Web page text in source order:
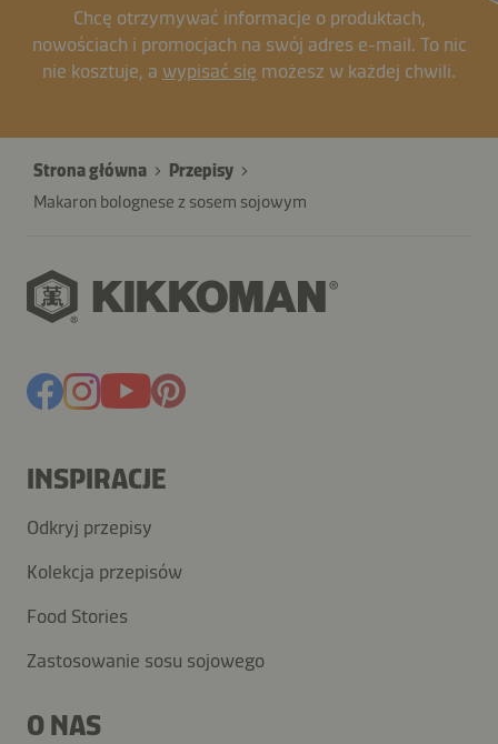
Chcę otrzymywać informacje o produktach,
nowościach i promocjach na swój adres e-mail. To nic
nie kosztuje, a wypisać się możesz w każdej chwili.
Strona główna
Przepisy
Makaron bolognese z sosem sojowym
INSPIRACJE
Odkryj przepisy
Kolekcja przepisów
Food Stories
Zastosowanie sosu sojowego
O NAS